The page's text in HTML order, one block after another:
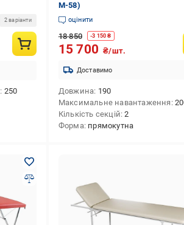
2 варіанти
250
M-58)
оцінити
18 850 -3 150 ₴
15 700 ₴/шт.
Доставимо
Довжина 190
Максимальне навантаження
Кількість секцій 2
Форма прямокутна